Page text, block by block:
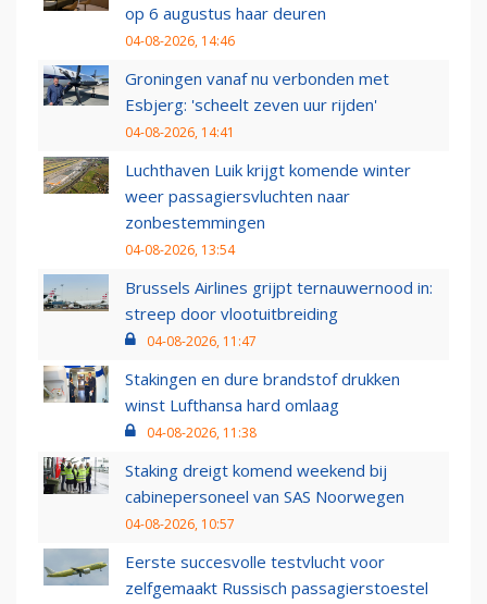
op 6 augustus haar deuren
04-08-2026, 14:46
Groningen vanaf nu verbonden met
Esbjerg: 'scheelt zeven uur rijden'
04-08-2026, 14:41
Luchthaven Luik krijgt komende winter
weer passagiersvluchten naar
zonbestemmingen
04-08-2026, 13:54
Brussels Airlines grijpt ternauwernood in:
streep door vlootuitbreiding
04-08-2026, 11:47
Stakingen en dure brandstof drukken
winst Lufthansa hard omlaag
04-08-2026, 11:38
Staking dreigt komend weekend bij
cabinepersoneel van SAS Noorwegen
04-08-2026, 10:57
Eerste succesvolle testvlucht voor
zelfgemaakt Russisch passagierstoestel